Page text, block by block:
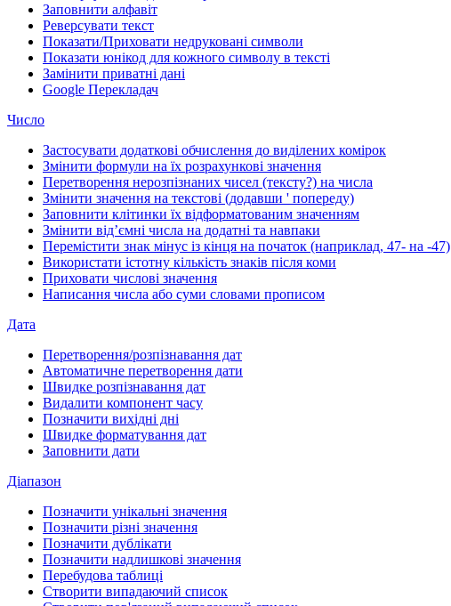
Заповнити алфавіт
Реверсувати текст
Показати/Приховати недруковані символи
Показати юнікод для кожного символу в тексті
Замінити приватні дані
Google Перекладач
Число
Застосувати додаткові обчислення до виділених комірок
Змінити формули на їх розрахункові значення
Перетворення нерозпізнаних чисел (тексту?) на числа
Змінити значення на текстові (додавши ' попереду)
Заповнити клітинки їх відформатованим значенням
Змінити від’ємні числа на додатні та навпаки
Перемістити знак мінус із кінця на початок (наприклад, 47- на -47)
Використати істотну кількість знаків після коми
Приховати числові значення
Написання числа або суми словами прописом
Дата
Перетворення/розпізнавання дат
Автоматичне перетворення дати
Швидке розпізнавання дат
Видалити компонент часу
Позначити вихідні дні
Швидке форматування дат
Заповнити дати
Діапазон
Позначити унікальні значення
Позначити різні значення
Позначити дублікати
Позначити надлишкові значення
Перебудова таблиці
Створити випадаючий список